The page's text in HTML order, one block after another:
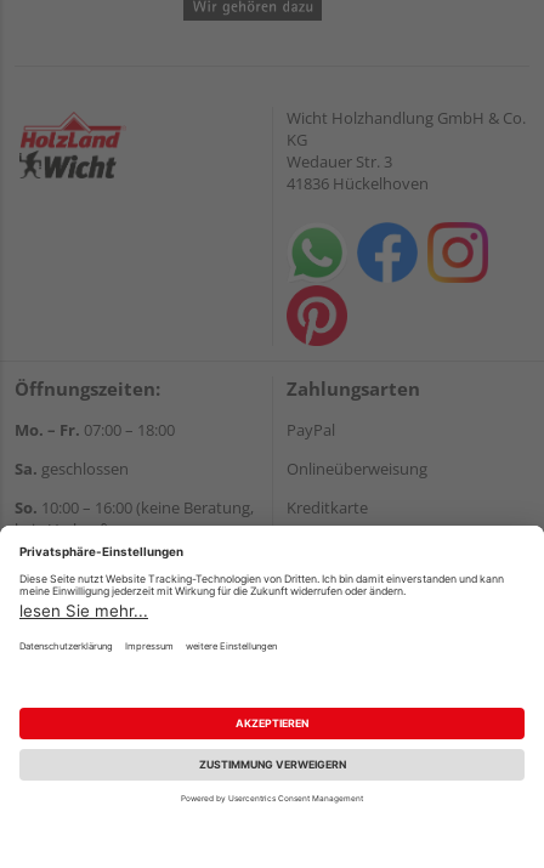
Wicht Holzhandlung GmbH & Co.
KG
Wedauer Str. 3
41836 Hückelhoven
Öffnungszeiten:
Mo. – Fr. 07:00 – 18:00
Sa. geschlossen
So. 10:00 – 16:00 (keine Beratung,
kein Verkauf)
17:00 Uhr möglich.
weiter
WhatsApp
Zahlungsarten
PayPal
Onlineüberweisung
Kreditkarte
*Bonität vorausgesetzt